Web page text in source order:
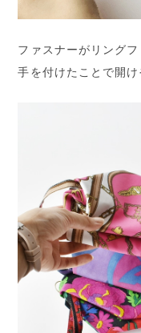
ファスナーがリング
手を付けたことで開け